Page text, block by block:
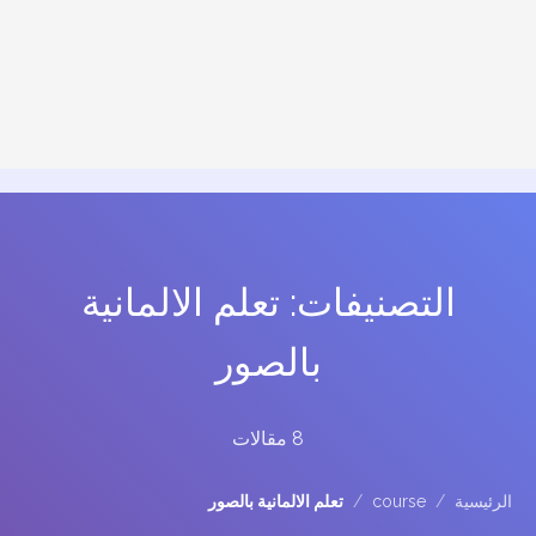
التصنيفات: تعلم الالمانية
بالصور
8 مقالات
الرئيسية /
course
/ تعلم الالمانية بالصور